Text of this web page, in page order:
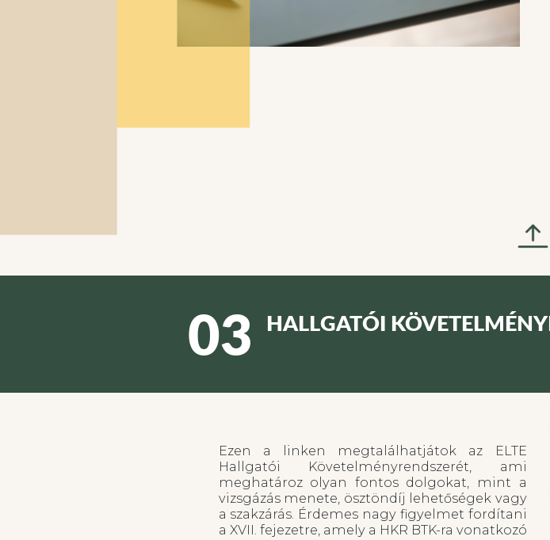
03 HALLGATÓI
Ezen a linken megtalálhatjátok az ELTE
Hallgatói Követelményrendszerét, ami
meghatároz olyan fontos dolgokat, mint a
vizsgázás menete, ösztöndíj lehetőségek vagy
a szakzárás. Érdemes nagy figyelmet fordítani
a XVII. fejezetre, amely a HKR BTK-ra vonatkozó